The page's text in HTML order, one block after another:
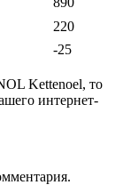
220
-25
Kettenoel, то
интернет-